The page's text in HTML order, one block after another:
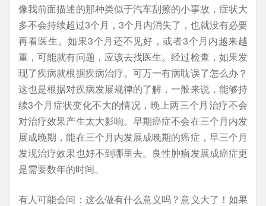
像我前面描述的那种类似于汽车刮擦的小事故，症状大
多不会持续超过3个月，3个月内消失了，也就没有必要
再看医生。如果3个月还不见好，或者3个月内越来越
重，可能就有问题，应该去找医生。经过检查，如果发
现了疾病就根据疾病治疗。可万一有病耽误了怎么办？
这也是根据对疾病发展规律的了解，一般来说，能够持
续3个月症状变化不大的情况，晚上两三个月治疗不会
对治疗效果产生太大影响。早期癌症不会在三个月内发
展成晚期，能在三个月内发展成晚期的癌症，早三个月
发现治疗效果也好不到哪里去。良性肿瘤发展成癌症更
是需要数年的时间。
有人可能会问：这么做有什么意义吗？意义大了！如果